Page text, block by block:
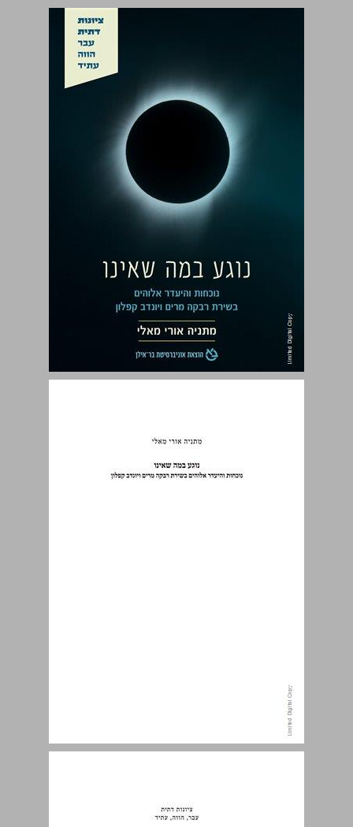
נוגע במה שאינו: נוכחות והיעדר אלוהים בשירת רבקה מרים ויונדב קפלון ... 0